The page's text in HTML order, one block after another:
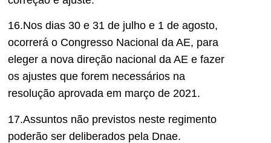
16.Nos dias 30 e 31 de julho e 1 de agosto,
ocorrerá o Congresso Nacional da AE, para
eleger a nova direção nacional da AE e fazer
os ajustes que forem necessários na
resolução aprovada em março de 2021.
17.Assuntos não previstos neste regimento
poderão ser deliberados pela Dnae.